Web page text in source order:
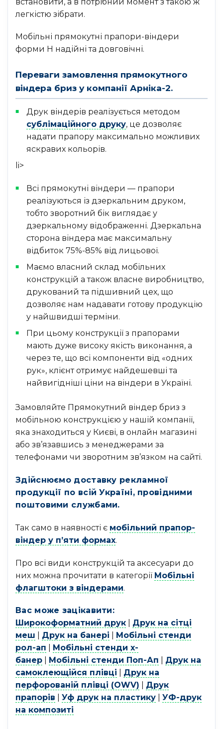
легкістю зібрати.
Мобільні прямокутні прапори-віндери
форми H надійні та довговічні.
Переваги замовлення прямокутного
віндера бриз у компанії Арніка-2.
Друк віндерів реалізується методом
сублімаційного друку, це дозволяє
надати прапору максимально можливих
яскравих кольорів.
li>
Всі прямокутні віндери — прапори
реалізуються із дзеркальним друком,
тобто зворотний бік виглядає у
дзеркальному відображенні. Дзеркальна
сторона віндера має максимальну
відбиток 75%-85% від лицьової.
Маємо власний склад мобільних
конструкцій а також власне виробництво,
друкований та підшивний цех, що
дозволяє нам надавати готову продукцію
у найшвидші терміни.
При цьому конструкції з прапорами
мають дуже високу якість виконання, а
через те, що всі компоненти від «одних
рук», клієнт отримує найдешевші та
найвигідніші ціни на віндери в Україні.
Замовляйте Прямокутний віндер бриз з
мобільною конструкцією у нашій компанії,
яка знаходиться у Києві, в онлайн магазині
або зв’язавшись з менеджерами за
телефонами чи зворотним зв’язком на сайті.
Здійснюємо доставку рекламної
продукції по всій Україні, провідними
поштовими службами.
Так само в наявності є мобільний прапор-
віндер у п’яти формах.
Про всі види конструкцій та аксесуари до
них можна прочитати в категорії Мобільні
флагштоки з віндерами.
Вас може зацікавити:
Широкоформатний друк
Друк на сітці
меш
Друк на банері
Мобільні стенди
рол-ап
Мобільні стенди х-
банер
Мобільні стенди Поп-Ап
Друк на
самоклеющійся плівці
Друк на
перфорованій плівці (OWV)
Друк
прапорів
Уф друк на пластику
УФ-друк
на композиті